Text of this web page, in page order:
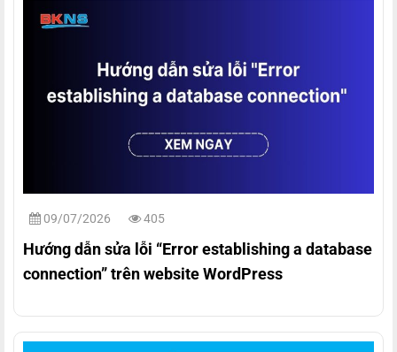
09/07/2026 405
Hướng dẫn sửa lỗi “Error establishing a database
connection” trên website WordPress